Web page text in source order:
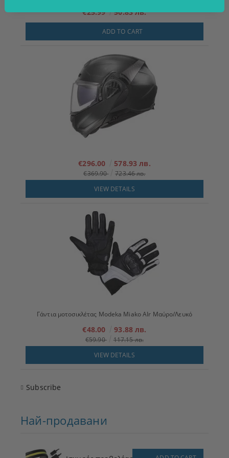
€25.99 50.83 лв.
ADD TO CART
€296.00 578.93 лв.
€369.90
723.46 лв.
VIEW DETAILS
Γάντια μοτοσικλέτας Modeka Miako AIr Μαύρο/Λευκό
€48.00 93.88 лв.
€59.90
117.15 лв.
VIEW DETAILS
Subscribe
Най-продавани